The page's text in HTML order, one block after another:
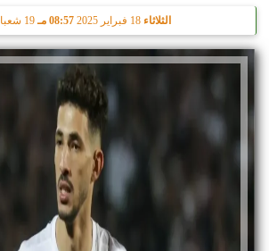
الثلاثاء 08:57 مـ 19 شعبان 1446